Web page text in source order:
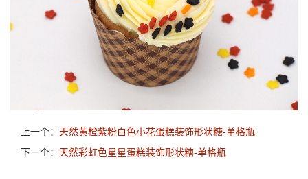
上一个： 天然黄橙紫粉白色小花蛋糕装饰形状糖-单格瓶
下一个： 天然彩虹色星星蛋糕装饰形状糖-单格瓶